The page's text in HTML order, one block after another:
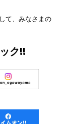
て、みなさまの
ク!!